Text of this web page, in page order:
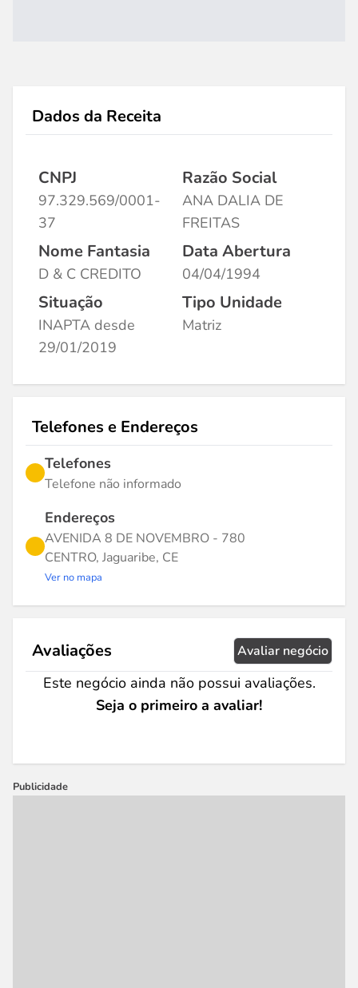
Dados da Receita
CNPJ
97.329.569/0001-
37
Razão Social
ANA DALIA DE
FREITAS
Nome Fantasia
D & C CREDITO
Data Abertura
04/04/1994
Situação
INAPTA desde
29/01/2019
Tipo Unidade
Matriz
Telefones e Endereços
Telefones
Telefone não informado
Endereços
AVENIDA 8 DE NOVEMBRO - 780
CENTRO, Jaguaribe, CE
Ver no mapa
Avaliações Avaliar negócio
Este negócio ainda não possui avaliações.
Seja o primeiro a avaliar!
Publicidade